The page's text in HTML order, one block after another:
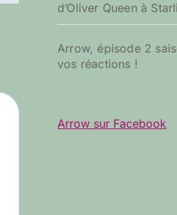
d’Oliver Queen à
Arrow, épisode 2
vos réactions !
Arrow sur Facebook